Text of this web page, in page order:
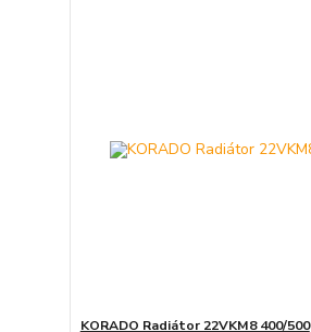
KORADO Radiátor 22VKM8 400/500